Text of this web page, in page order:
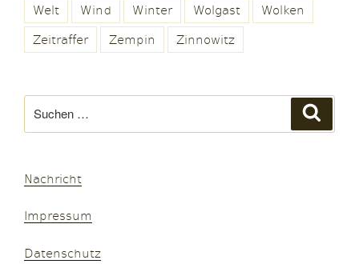
Welt
Wind Winter Wolgast
Wolken
Zeitraffer
Zempin Zinnowitz
nach:
Nachricht
Impressum
Datenschutz